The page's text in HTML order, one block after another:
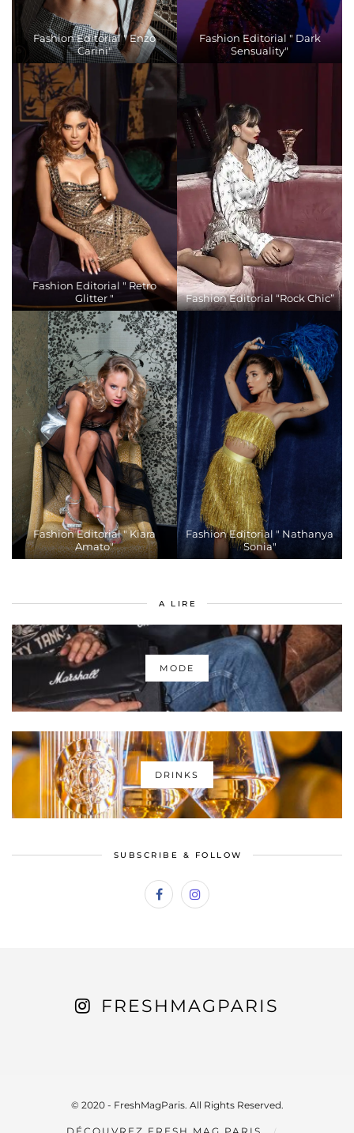
Fashion Editorial " Enzo
Carini"
Fashion Editorial " Dark
Sensuality"
Fashion Editorial " Retro
Glitter "
Fashion Editorial “Rock Chic”
Fashion Editorial " Kiara
Amato"
Fashion Editorial " Nathanya
Sonia"
A LIRE
MODE
DRINKS
SUBSCRIBE & FOLLOW
FRESHMAGPARIS
© 2020 - FreshMagParis. All Rights Reserved.